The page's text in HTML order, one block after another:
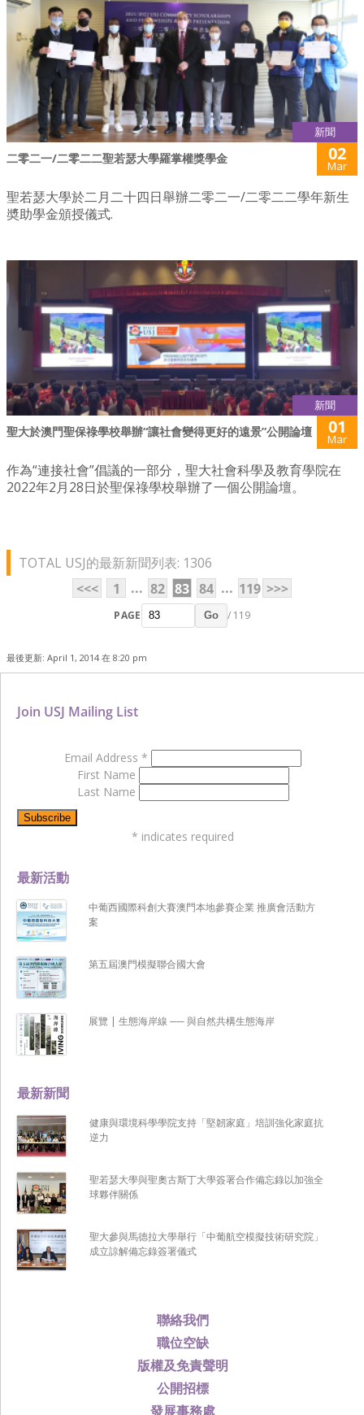
新聞
二零二一/二零二二聖若瑟大學羅掌權獎學金 02
Mar
聖若瑟大學於二月二十四日舉辦二零二一/二零二二學年新生
奬助學金頒授儀式.
新聞
聖大於澳門聖保祿學校舉辦“讓社會變得更好的遠景”公開論壇 01
Mar
作為“連接社會”倡議的一部分，聖大社會科學及教育學院在
2022年2月28日於聖保祿學校舉辦了一個公開論壇。
TOTAL USJ的最新新聞列表: 1306
<<<
1 ... 82 83 84 ... 119 >>>
PAGE Go / 119
最後更新: April 1, 2014 在 8:20 pm
聯絡我們
職位空缺
版權及免責聲明
公開招標
發展事務處
最新新聞
健康與環境科學學院支持「堅韌家庭」培訓強化家庭抗
逆力
聖若瑟大學與聖奧古斯丁大學簽署合作備忘錄以加強全
球夥伴關係
聖大參與馬德拉大學舉行「中葡航空模擬技術研究院」
成立諒解備忘錄簽署儀式
最新活動
中葡西國際科創大賽澳門本地參賽企業 推廣會活動方
案
第五屆澳門模擬聯合國大會
展覽 | 生態海岸線 ── 與自然共構生態海岸
Join USJ Mailing List
Email Address *
First Name
Last Name
* indicates required